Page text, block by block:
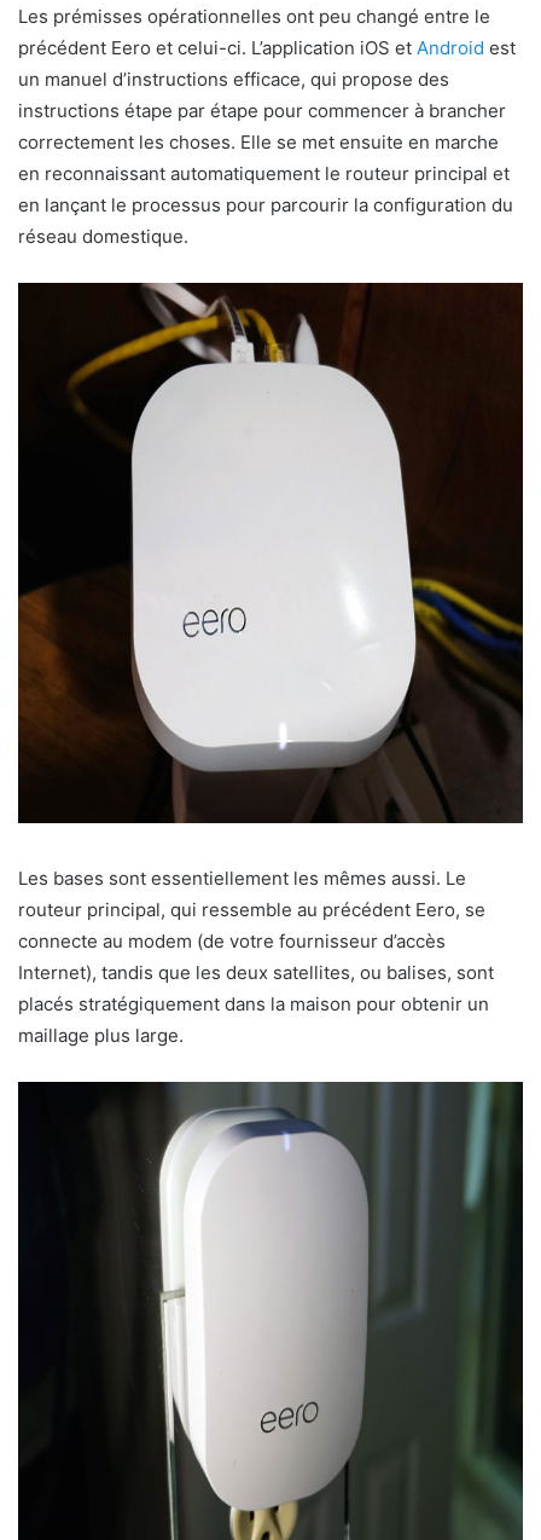
Les prémisses opérationnelles ont peu changé entre le
précédent Eero et celui-ci. L’application iOS et Android est
un manuel d’instructions efficace, qui propose des
instructions étape par étape pour commencer à brancher
correctement les choses. Elle se met ensuite en marche
en reconnaissant automatiquement le routeur principal et
en lançant le processus pour parcourir la configuration du
réseau domestique.
Les bases sont essentiellement les mêmes aussi. Le
routeur principal, qui ressemble au précédent Eero, se
connecte au modem (de votre fournisseur d’accès
Internet), tandis que les deux satellites, ou balises, sont
placés stratégiquement dans la maison pour obtenir un
maillage plus large.